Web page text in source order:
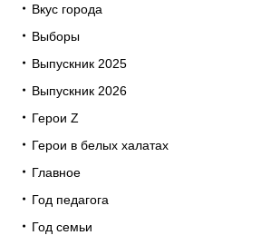
Вкус города
Выборы
Выпускник 2025
Выпускник 2026
Герои Z
Герои в белых халатах
Главное
Год педагога
Год семьи